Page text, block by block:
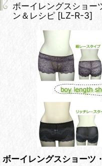
ボーイレングスショ
ン＆レシピ [LZ-R-3]
ボーイレングスショー